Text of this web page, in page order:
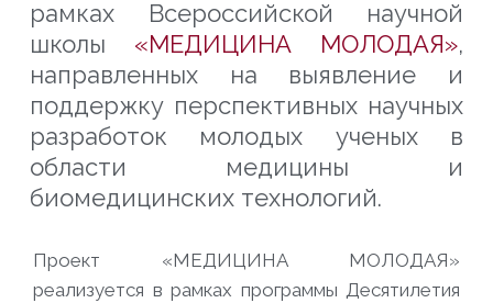
рамках Всероссийской научной
школы «МЕДИЦИНА МОЛОДАЯ»,
направленных на выявление и
поддержку перспективных научных
разработок молодых ученых в
области медицины и
биомедицинских технологий.
Проект «МЕДИЦИНА МОЛОДАЯ»
реализуется в рамках программы Десятилетия